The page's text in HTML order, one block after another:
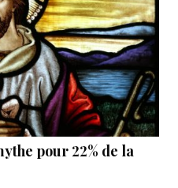
pour 22% de la